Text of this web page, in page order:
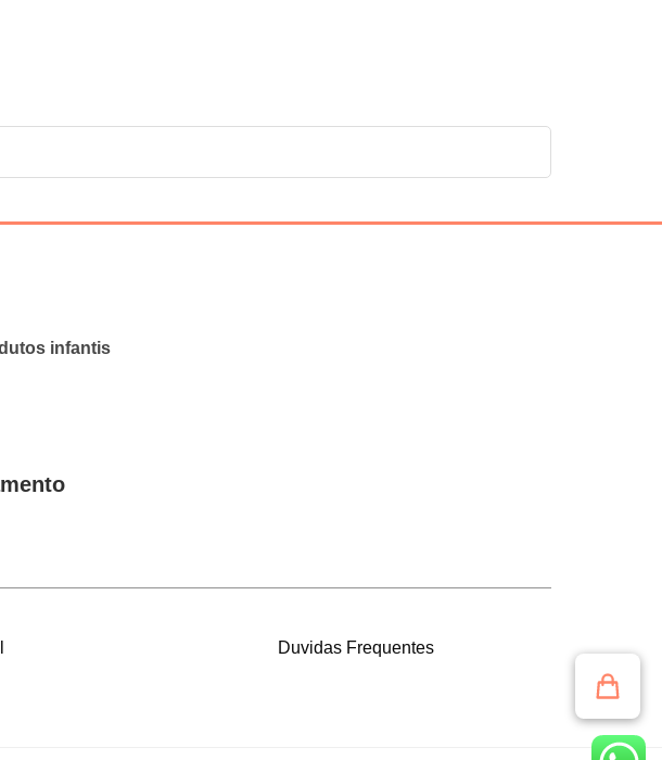
infantis
Duvidas Frequentes